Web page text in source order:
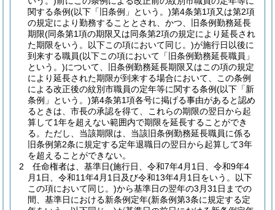
関する条例(以下「旧条例」という。)第4条第1項又は第2項
の規定により勤務することとされ、かつ、旧条例勤務延長
期限(同条第1項の期限又は同条第2項の規定により延長され
た期限をいう。以下この項において同じ。)が施行日以後に
到来する職員(以下この項において「旧条例勤務延長職員」
という。)について、旧条例勤務延長期限又はこの項の規定
により延長された期限が到来する場合において、この条例
による改正後の紋別市職員の定年等に関する条例(以下「新
条例」という。)第4条第1項各号に掲げる事由があると認め
るときは、市長の承認を得て、これらの期限の翌日から起
算して1年を超えない範囲内で期限を延長することができ
る。 ただし、当該期限は、当該旧条例勤務延長職員に係る
旧条例第2条に規定する定年退職日の翌日から起算して3年
を超えることができない。
2
任命権者は、基準日(施行日、令和7年4月1日、令和9年4
月1日、令和11年4月1日及び令和13年4月1日をいう。以下
この項において同じ。)から基準日の翌年の3月31日までの
間、基準日における新条例定年(新条例第3条に規定する定